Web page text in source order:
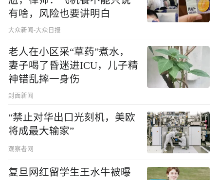
有啥，风险也要讲明白
大众新闻-大众日报
老人在小区采“草药”煮水，
妻子喝了昏迷进ICU，儿子精
神错乱摔一身伤
封面新闻
“禁止对华出口光刻机，美欧
将成最大输家”
观察者网
复旦网红留学生王水牛被曝